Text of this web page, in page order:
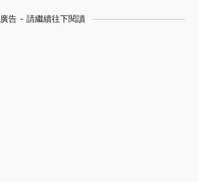
廣告 - 請繼續往下閱讀